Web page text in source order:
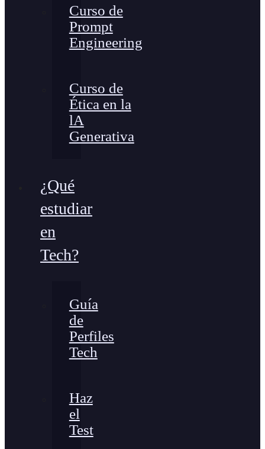
Curso de
Prompt
Engineering
Curso de
Ética en la
lA
Generativa
¿Qué
estudiar
en
Tech?
Guía
de
Perfiles
Tech
Haz
el
Test